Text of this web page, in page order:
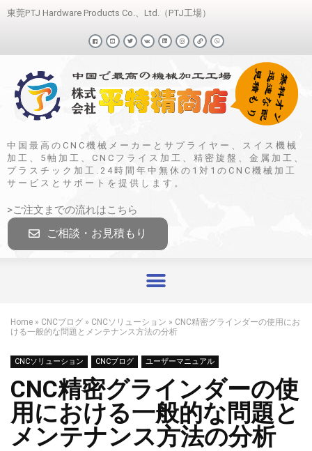
東莞PTJ Hardware Products Co.、Ltd.（PTJ工場）
中国最高のCNC機械メーカーとサプライヤー、スイス機械
加工、5軸加工、CNCフライス加工、精密旋盤、金属加工、
プラスチック加工.24時間年中無休の1対1のCNC機械加工
サービスとサポートを提供します。
>ご注文までの流れはこちら
ご相談・お見積もり
Home » CNCブログ » CNCソリューション » CNC精密グラインダーの使用にお
ける一般的な問題とメンテナンス方法の分析
CNCソリューション CNCブログ ユーザーマニュアル
CNC精密グラインダーの使
用における一般的な問題と
メンテナンス方法の分析